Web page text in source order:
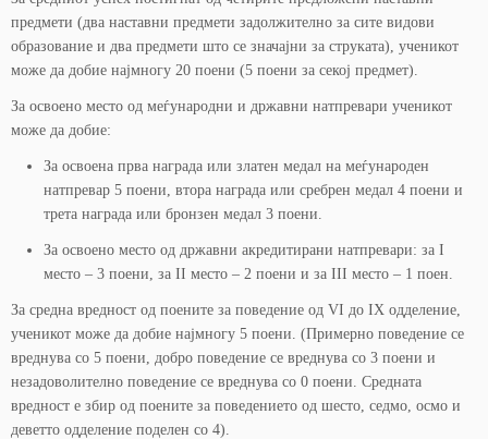
предмети (два наставни предмети задолжително за сите видови
образование и два предмети што се значајни за струката), ученикот
може да добие најмногу 20 поени (5 поени за секој предмет).
За освоено место од меѓународни и државни натпревари ученикот
може да добие:
За освоена прва награда или златен медал на меѓународен
натпревар 5 поени, втора награда или сребрен медал 4 поени и
трета награда или бронзен медал 3 поени.
За освоено место од државни акредитирани натпревари: за I
место – 3 поени, за II место – 2 поени и за III место – 1 поен.
За средна вредност од поените за поведение од VI до IX одделение,
ученикот може да добие најмногу 5 поени. (Примерно поведение се
вреднува со 5 поени, добро поведение се вреднува со 3 поени и
незадоволително поведение се вреднува со 0 поени. Средната
вредност е збир од поените за поведението од шесто, седмо, осмо и
деветто одделение поделен со 4).